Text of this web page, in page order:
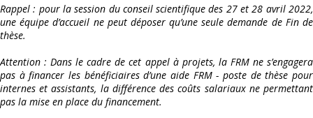
Rappel : pour la session du conseil scientifique des 27 et 28 avril 2022,
une équipe d’accueil ne peut déposer qu’une seule demande de Fin de
thèse.
Attention : Dans le cadre de cet appel à projets, la FRM ne s’engagera
pas à financer les bénéficiaires d’une aide FRM - poste de thèse pour
internes et assistants, la différence des coûts salariaux ne permettant
pas la mise en place du financement.